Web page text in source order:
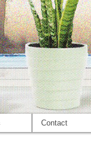
Contact